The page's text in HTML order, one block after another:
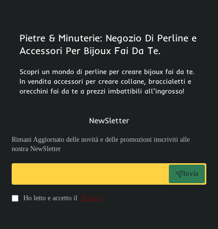
Pietre & Minuterie: Negozio Di Perline e
Accessori Per Bijoux Fai Da Te.
Scopri un mondo di perline per creare bijoux fai da te.
In vendita accessori per creare collane, braccialetti e
orecchini fai da te a prezzi imbattibili all'ingrosso!
NewSletter
Rimani Aggiornato delle novità e delle promozioni inscriviti alle
nostra NewSletter
Invia
Ho letto e accetto il Privacy